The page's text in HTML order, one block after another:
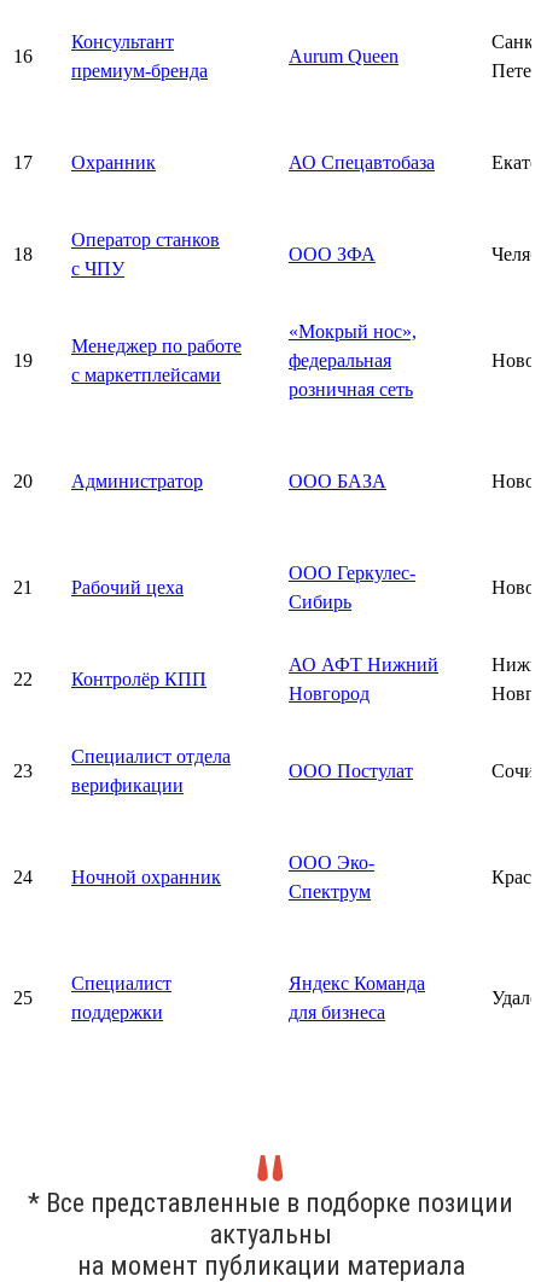
16
Консультант
премиум-бренда
Aurum Queen
17 Охранник АО Спецавтобаза
18
Оператор станков
с ЧПУ
ООО ЗФА
19
Менеджер по работе
с маркетплейсами
«Мокрый нос»,
федеральная
розничная сеть
20 Администратор ООО БАЗА
21 Рабочий цеха
ООО Геркулес-
Сибирь
22 Контролёр КПП
АО АФТ Нижний
Новгород
23
Специалист отдела
верификации
ООО Постулат Сочи
24 Ночной охранник
ООО Эко-
Спектрум
25
Специалист
поддержки
Яндекс Команда
для бизнеса
* Все представленные в подборке позиции
актуальны
на момент публикации материала